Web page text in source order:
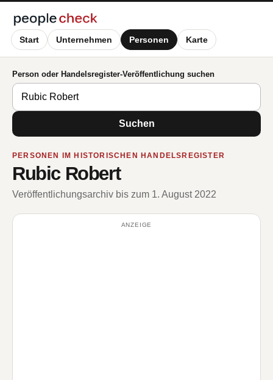
Start Unternehmen Personen Karte
Person oder Handelsregister-Veröffentlichung suchen
Suchen
PERSONEN IM HISTORISCHEN HANDELSREGISTER
Rubic Robert
Veröffentlichungsarchiv bis zum 1. August 2022
ANZEIGE